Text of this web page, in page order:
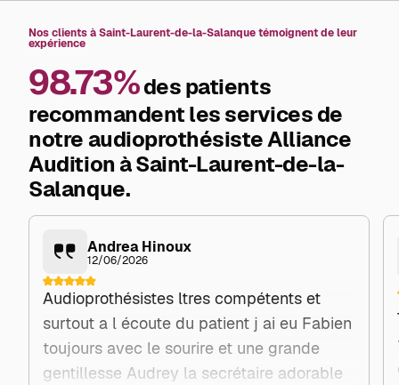
Nos clients à Saint-Laurent-de-la-Salanque témoignent de leur
expérience
98.73%des patients
recommandent les services de
notre audioprothésiste Alliance
Audition à Saint-Laurent-de-la-
Salanque.
Andrea Hinoux
12/06/2026
Audioprothésistes ltres compétents et
surtout a l écoute du patient j ai eu Fabien
toujours avec le sourire et une grande
gentillesse Audrey la secrétaire adorable